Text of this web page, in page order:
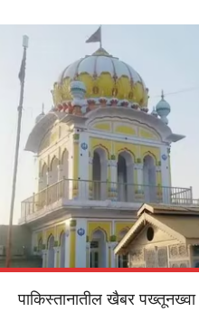
पाकिस्तानातील खैबर पख्तूनख्वा